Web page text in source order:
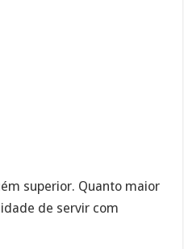
superior. Quanto maior
de servir com